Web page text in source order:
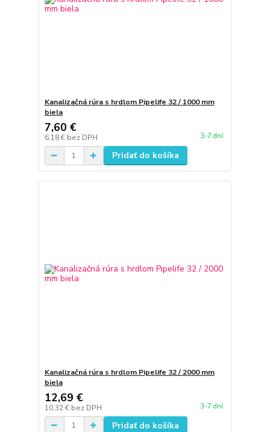
Kanalizačná rúra s hrdlom Pipelife 32 / 1000 mm
biela
7,60 €
6,18 € bez DPH 3-7 dní
Pridať do košíka
Kanalizačná rúra s hrdlom Pipelife 32 / 2000 mm
biela
12,69 €
10,32 € bez DPH 3-7 dní
Pridať do košíka